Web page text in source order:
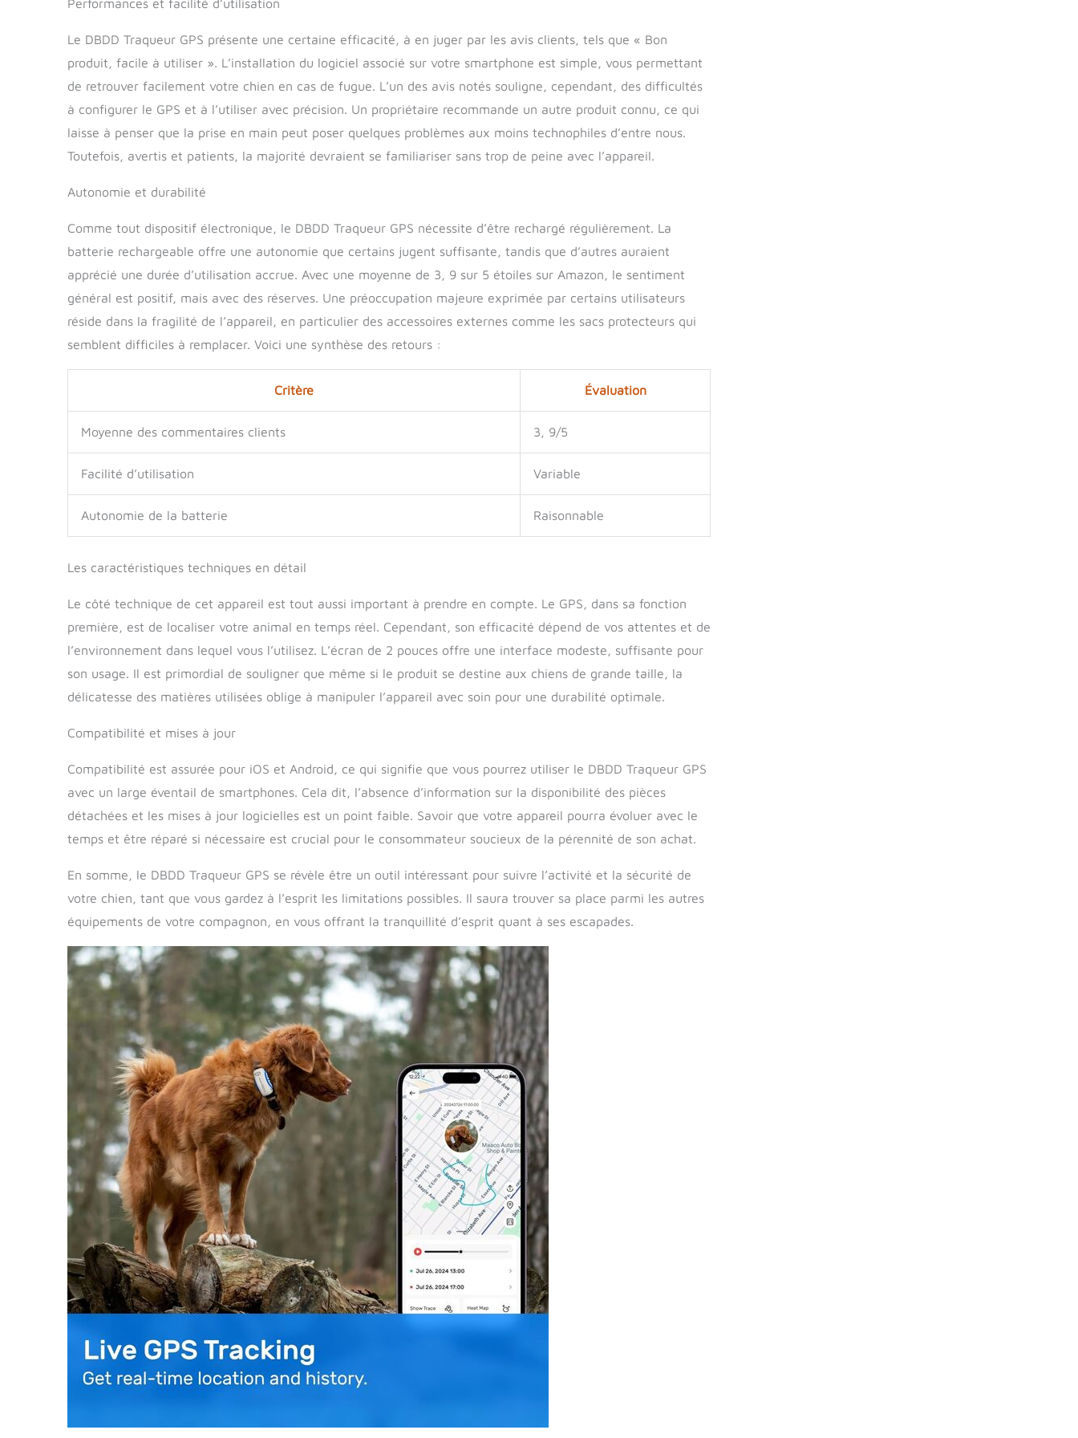
trouve à tout moment pour récupérer un animal perdu Appareil de suivi
léger et imperméable : l'appareil de suivi GPS pour animaux de compagnie
est minuscule, léger et élégant, seulement 0 kg. En outre, le traceur GPS
pour chien est étanche IP67, de sorte que vous n'avez pas besoin de vous
soucier de la pluie, de la brume, de la neige ou de l'eau. Convient pour les
chiens de 13,6 kg et plus Longue durée de vie de la batterie et étanchéité
confortable à porter sans fardeau. Il dispose d'une performance
fréquente Installation facile et compatibilité universelle : prêt à l'emploi dès
la sortie de la boîte. Il suffit de scanner le code QR pour lier rapidement
Android, compatible avec la plupart des smartphones. Le colis comprend le
tracker, le chargeur, le câble USB et le manuel pour un démarrage sans
Le DBDD Traqueur GPS présente une certaine efficacité, à en juger par les avis clients, tels que « Bon
produit, facile à utiliser ». L’installation du logiciel associé sur votre smartphone est simple, vous permettant
de retrouver facilement votre chien en cas de fugue. L’un des avis notés souligne, cependant, des difficultés
à configurer le GPS et à l’utiliser avec précision. Un propriétaire recommande un autre produit connu, ce qui
laisse à penser que la prise en main peut poser quelques problèmes aux moins technophiles d’entre nous.
Toutefois, avertis et patients, la majorité devraient se familiariser sans trop de peine avec l’appareil.
Autonomie et durabilité
Comme tout dispositif électronique, le DBDD Traqueur GPS nécessite d’être rechargé régulièrement. La
batterie rechargeable offre une autonomie que certains jugent suffisante, tandis que d’autres auraient
apprécié une durée d’utilisation accrue. Avec une moyenne de 3, 9 sur 5 étoiles sur Amazon, le sentiment
général est positif, mais avec des réserves. Une préoccupation majeure exprimée par certains utilisateurs
réside dans la fragilité de l’appareil, en particulier des accessoires externes comme les sacs protecteurs qui
semblent difficiles à remplacer. Voici une synthèse des retours :
Critère Évaluation
Moyenne des commentaires clients 3, 9/5
Facilité d’utilisation Variable
Autonomie de la batterie Raisonnable
Les caractéristiques techniques en détail
Le côté technique de cet appareil est tout aussi important à prendre en compte. Le GPS, dans sa fonction
première, est de localiser votre animal en temps réel. Cependant, son efficacité dépend de vos attentes et de
l’environnement dans lequel vous l’utilisez. L’écran de 2 pouces offre une interface modeste, suffisante pour
son usage. Il est primordial de souligner que même si le produit se destine aux chiens de grande taille, la
délicatesse des matières utilisées oblige à manipuler l’appareil avec soin pour une durabilité optimale.
Compatibilité et mises à jour
Compatibilité est assurée pour iOS et Android, ce qui signifie que vous pourrez utiliser le DBDD Traqueur GPS
avec un large éventail de smartphones. Cela dit, l’absence d’information sur la disponibilité des pièces
détachées et les mises à jour logicielles est un point faible. Savoir que votre appareil pourra évoluer avec le
temps et être réparé si nécessaire est crucial pour le consommateur soucieux de la pérennité de son achat.
En somme, le DBDD Traqueur GPS se révèle être un outil intéressant pour suivre l’activité et la sécurité de
votre chien, tant que vous gardez à l’esprit les limitations possibles. Il saura trouver sa place parmi les autres
équipements de votre compagnon, en vous offrant la tranquillité d’esprit quant à ses escapades.